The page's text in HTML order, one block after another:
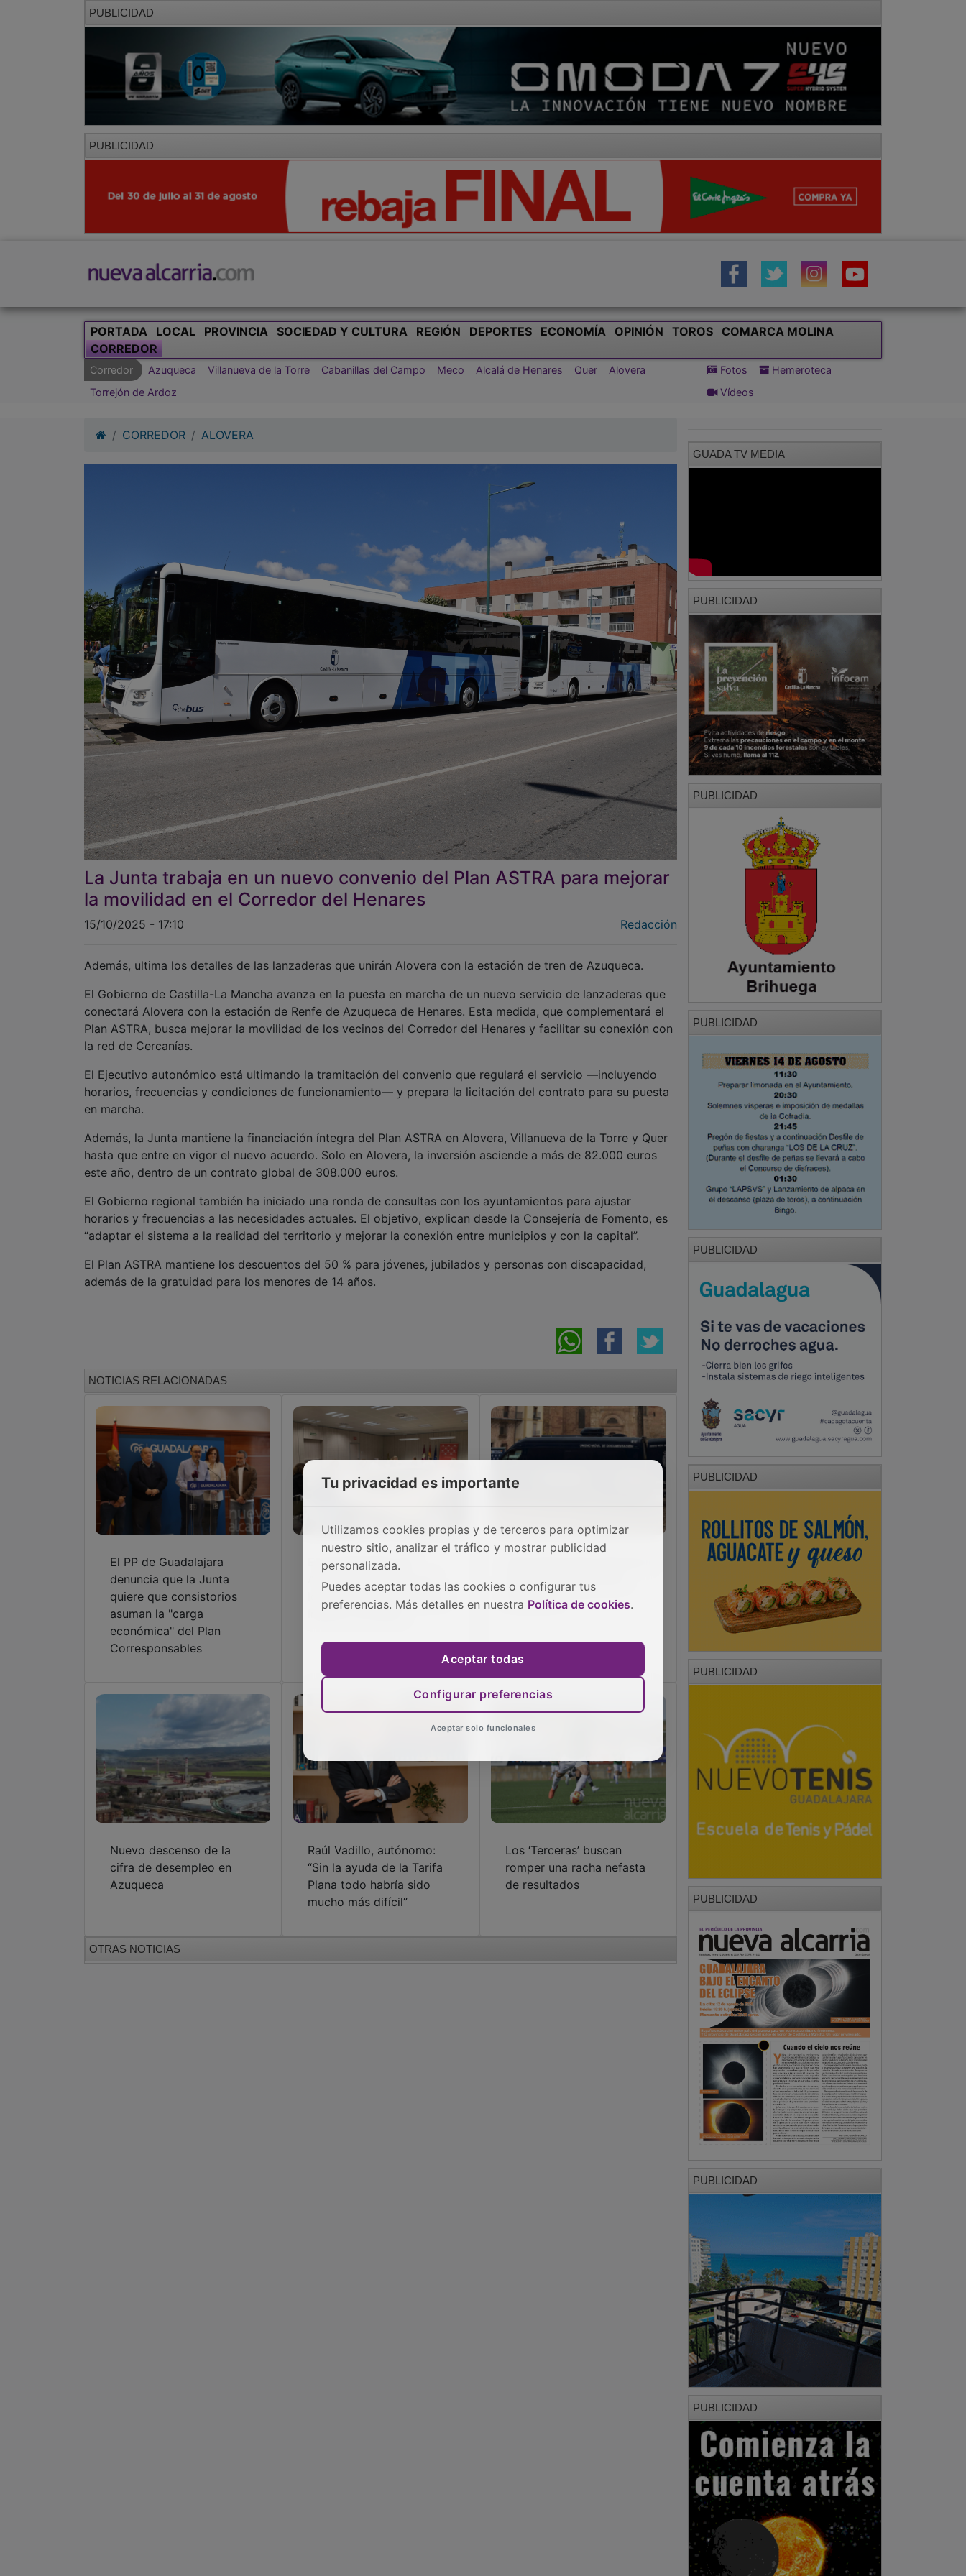
PUBLICIDAD
PUBLICIDAD
PORTADA LOCAL PROVINCIA SOCIEDAD Y CULTURA REGIÓN DEPORTES ECONOMÍA OPINIÓN TOROS
COMARCA MOLINA
CORREDOR
Corredor Azuqueca Villanueva de la Torre Cabanillas del Campo Meco Alcalá de Henares Quer
Alovera
Torrejón de Ardoz
Fotos
Hemeroteca
Vídeos
CORREDOR ALOVERA
La Junta trabaja en un nuevo convenio del Plan ASTRA para mejorar
la movilidad en el Corredor del Henares
15/10/2025 - 17:10 Redacción
Además, ultima los detalles de las lanzaderas que unirán Alovera con la estación de tren de Azuqueca.
El Gobierno de Castilla-La Mancha avanza en la puesta en marcha de un nuevo servicio de lanzaderas que
conectará Alovera con la estación de Renfe de Azuqueca de Henares. Esta medida, que complementará el
Plan ASTRA, busca mejorar la movilidad de los vecinos del Corredor del Henares y facilitar su conexión con
la red de Cercanías.
El Ejecutivo autonómico está ultimando la tramitación del convenio que regulará el servicio —incluyendo
horarios, frecuencias y condiciones de funcionamiento— y prepara la licitación del contrato para su puesta
en marcha.
Además, la Junta mantiene la financiación íntegra del Plan ASTRA en Alovera, Villanueva de la Torre y Quer
hasta que entre en vigor el nuevo acuerdo. Solo en Alovera, la inversión asciende a más de 82.000 euros
este año, dentro de un contrato global de 308.000 euros.
El Gobierno regional también ha iniciado una ronda de consultas con los ayuntamientos para ajustar
horarios y frecuencias a las necesidades actuales. El objetivo, explican desde la Consejería de Fomento, es
“adaptar el sistema a la realidad del territorio y mejorar la conexión entre municipios y con la capital”.
El Plan ASTRA mantiene los descuentos del 50 % para jóvenes, jubilados y personas con discapacidad,
además de la gratuidad para los menores de 14 años.
NOTICIAS RELACIONADAS
El PP de Guadalajara
denuncia que la Junta
quiere que consistorios
asuman la "carga
económica" del Plan
Corresponsables
El Ayuntamiento de
Azuqueca se reúne con
los centros de Educación
Infantil y Primaria
DNI o el pasaporte en
Azuqueca
Nuevo descenso de la
cifra de desempleo en
Azuqueca
Raúl Vadillo, autónomo:
“Sin la ayuda de la Tarifa
Plana todo habría sido
mucho más difícil”
Los ‘Terceras’ buscan
romper una racha nefasta
de resultados
OTRAS NOTICIAS
GUADA TV MEDIA
PUBLICIDAD
PUBLICIDAD
PUBLICIDAD
PUBLICIDAD
PUBLICIDAD
PUBLICIDAD
PUBLICIDAD
PUBLICIDAD
PUBLICIDAD
Tu privacidad es importante
Utilizamos cookies propias y de terceros para optimizar
nuestro sitio, analizar el tráfico y mostrar publicidad
personalizada.
Puedes aceptar todas las cookies o configurar tus
preferencias. Más detalles en nuestra Política de cookies.
Aceptar todas
Configurar preferencias
Aceptar solo funcionales